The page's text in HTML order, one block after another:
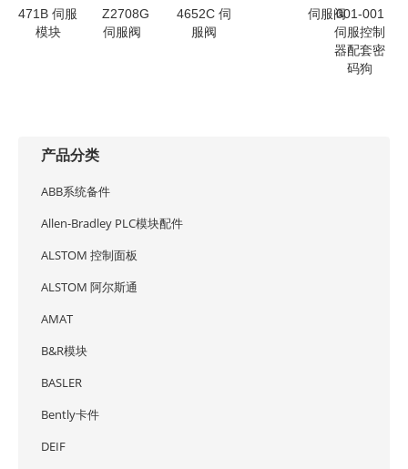
471B 伺服
模块
Z2708G
伺服阀
4652C 伺
服阀
伺服阀001-001
伺服控制
器配套密
码狗
产品分类
ABB系统备件
Allen-Bradley PLC模块配件
ALSTOM 控制面板
ALSTOM 阿尔斯通
AMAT
B&R模块
BASLER
Bently卡件
DEIF